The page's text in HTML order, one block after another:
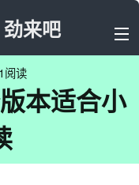
来吧
阅读
本适合小